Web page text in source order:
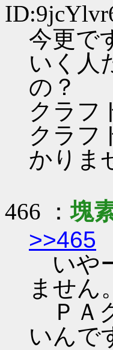
今更で
いく人
の？
クラフ
クラフ
かりま
466 ：塊
>>465
いや
ません
ＰＡ
いんで